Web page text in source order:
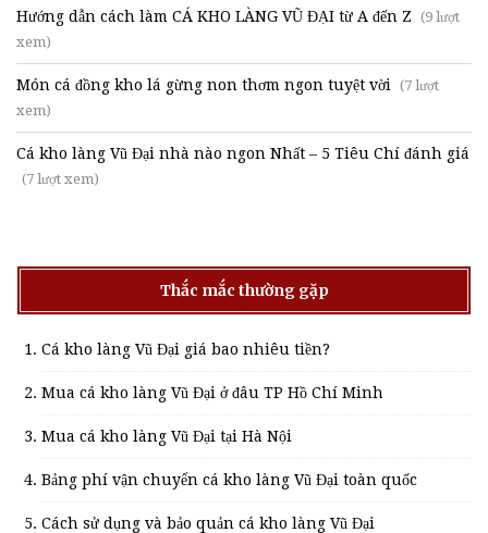
Hướng dẫn cách làm CÁ KHO LÀNG VŨ ĐẠI từ A đến Z (9 lượt
xem)
Món cá đồng kho lá gừng non thơm ngon tuyệt vời (7 lượt
xem)
Cá kho làng Vũ Đại nhà nào ngon Nhất – 5 Tiêu Chí đánh giá
(7 lượt xem)
Thắc mắc thường gặp
Cá kho làng Vũ Đại giá bao nhiêu tiền?
Mua cá kho làng Vũ Đại ở đâu TP Hồ Chí Minh
Mua cá kho làng Vũ Đại tại Hà Nội
Bảng phí vận chuyển cá kho làng Vũ Đại toàn quốc
Cách sử dụng và bảo quản cá kho làng Vũ Đại